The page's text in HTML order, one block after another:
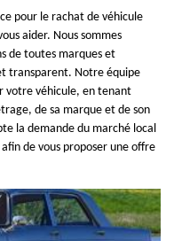
pour le rachat de véhicule
aider. Nous sommes
de toutes marques et
transparent. Notre équipe
votre véhicule, en tenant
de sa marque et de son
la demande du marché local
de vous proposer une offre